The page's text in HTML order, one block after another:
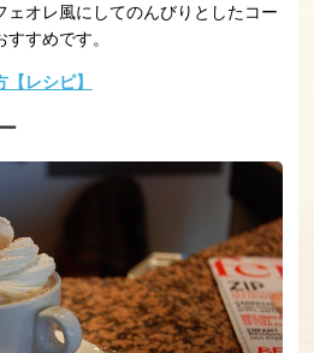
ェオレ風にしてのんびりとしたコー
すめです。
レシピ】